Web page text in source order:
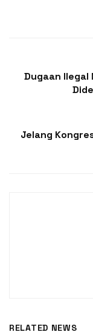
Dugaan Ilegal
Jelang
RELATED NEWS